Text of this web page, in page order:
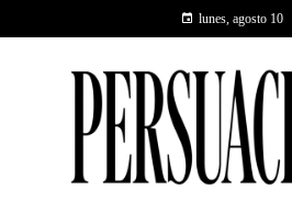
lunes, agosto 10